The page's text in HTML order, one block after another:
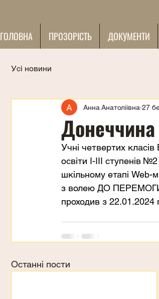
ГОЛОВНА ПРОЗОРІСТЬ ДОКУМЕНТИ
Усі новини
Анна Анатоліївна 27
Учні четвертих класів
освіти І-ІІІ ступенів
шкільному етапі
з волею ДО
проходив з 22.01.2024
Останні пости